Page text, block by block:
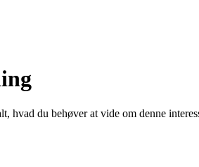
du behøver at vide om denne